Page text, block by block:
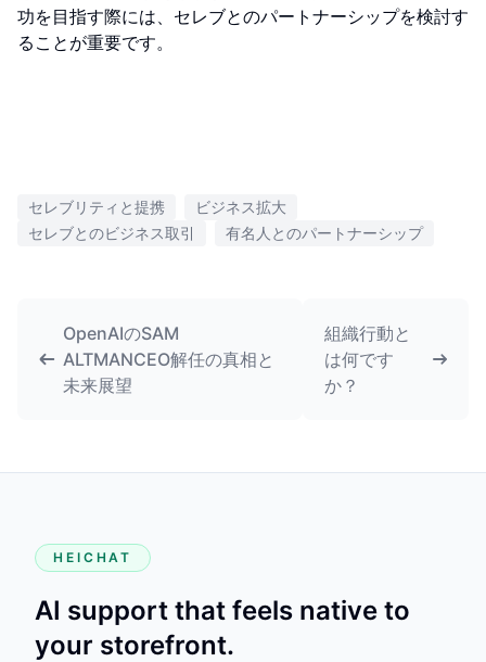
功を目指す際には、セレブとのパートナーシップを検討す
ることが重要です。
セレブリティと提携
ビジネス拡大
セレブとのビジネス取引
有名人とのパートナーシップ
OpenAIのSAM
ALTMANCEO解任の真相と
未来展望
組織行動と
は何です
か？
HEICHAT
AI support that feels native to
your storefront.